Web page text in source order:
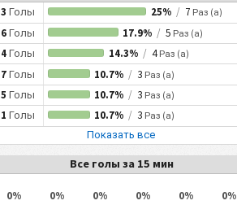
3 Голы 25% /7 Раз (а)
6Голы 17.9% /5 Раз (а)
4Голы 14.3% /4 Раз (а)
7Голы 10.7% / 3 Раз (а)
5 Голы 10.7% / 3 Раз (а)
1 Голы 10.7% / 3 Раз (а)
Показать все
Все голы за 15 мин
0% 0% 0% 0% 0% 0%